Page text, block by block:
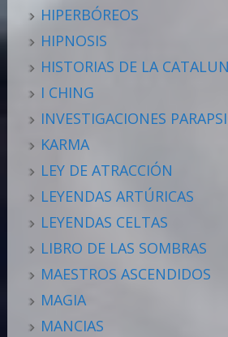
HIPERBÓREOS
HIPNOSIS
HISTORIAS DE LA
I CHING
INVESTIGACIONES
KARMA
LEY DE ATRACCIÓN
LEYENDAS ARTÚRICAS
LEYENDAS CELTAS
LIBRO DE LAS SOMBRAS
MAESTROS ASCENDIDOS
MAGIA
MANCIAS